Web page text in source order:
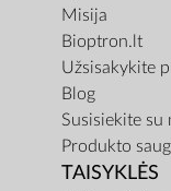
Misija
Bioptron.lt
Užsisakykite
Blog
Susisiekite su
Produkto
TAISYKLĖS